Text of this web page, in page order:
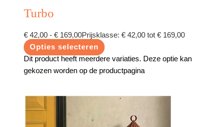
Turbo
€ 42,00 - € 169,00Prijsklasse: € 42,00 tot € 169,00
Opties selecteren
Dit product heeft meerdere variaties. Deze optie kan
gekozen worden op de productpagina